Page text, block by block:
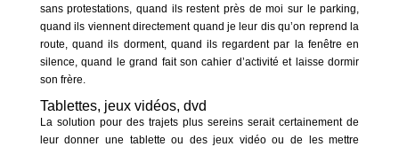
sans protestations, quand ils restent près de moi sur le parking,
quand ils viennent directement quand je leur dis qu’on reprend la
route, quand ils dorment, quand ils regardent par la fenêtre en
silence, quand le grand fait son cahier d’activité et laisse dormir
son frère.
Tablettes, jeux vidéos, dvd
La solution pour des trajets plus sereins serait certainement de
leur donner une tablette ou des jeux vidéo ou de les mettre